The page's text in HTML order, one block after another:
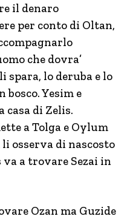
il denaro
per conto di Oltan,
che dovra’
spara, lo deruba e lo
bosco. Yesim e
di Zelis.
a Tolga e Oylum
osserva di nascosto
va a trovare Sezai in
Ozan ma Guzide